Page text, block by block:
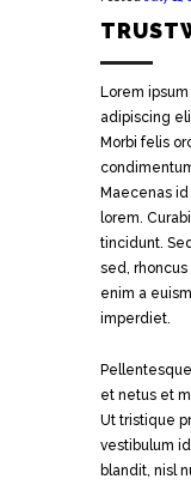
Lorem
adipiscing
Morbi felis
Maecenas
lorem.
tincidunt.
sed,
enim a
imperdiet.
et netus et
Ut tristique
vestibulum
blandit, nisl